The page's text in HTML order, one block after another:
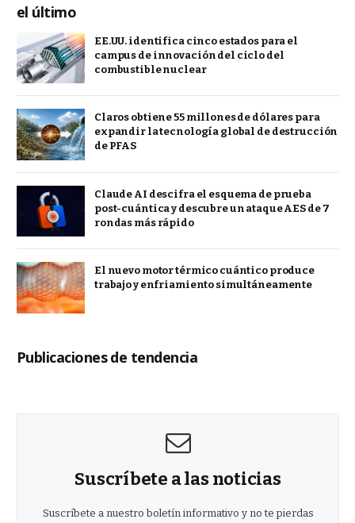
el último
EE.UU. identifica cinco estados para el
campus de innovación del ciclo del
combustible nuclear
Claros obtiene 55 millones de dólares para
expandir la tecnología global de destrucción
de PFAS
Claude AI descifra el esquema de prueba
post-cuántica y descubre un ataque AES de 7
rondas más rápido
El nuevo motor térmico cuántico produce
trabajo y enfriamiento simultáneamente
Publicaciones de tendencia
Suscríbete a las noticias
Suscríbete a nuestro boletín informativo y no te pierdas